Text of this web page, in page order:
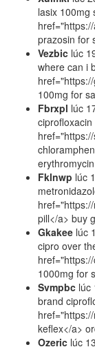
lasix 100mg
prazosin for
Vezbic lúc
where can i
100mg for
Fbrxpl lúc
erythromycin
Fklnwp lúc
pill</a> buy
Gkakee lúc
cipro over
1000mg for
Svmpbc lúc
brand
keflex</a>
Ozeric lúc